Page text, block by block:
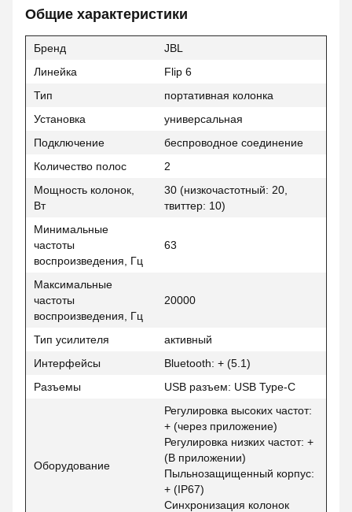
Общие характеристики
Бренд
JBL
Линейка
Flip 6
Тип
портативная колонка
Установка
универсальная
Подключение
беспроводное соединение
Количество полос
2
Мощность колонок,
Вт
30 (низкочастотный: 20,
твиттер: 10)
Минимальные
частоты
воспроизведения, Гц
63
Максимальные
частоты
воспроизведения, Гц
20000
Тип усилителя
активный
Интерфейсы
Bluetooth: + (5.1)
Разъемы
USB разъем: USB Type-C
Оборудование
Регулировка высоких частот:
+ (через приложение)
Регулировка низких частот: +
(В приложении)
Пыльнозащищенный корпус:
+ (IP67)
Синхронизация колонок